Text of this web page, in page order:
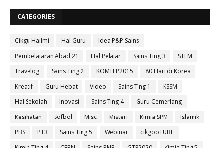
CATEGORIES
Cikgu Hailmi Hal Guru
Idea P&P Sains
Pembelajaran Abad 21
Hal Pelajar Sains Ting 3
STEM
Travelog
Sains Ting 2 KOMTEP2015
80 Hari di Korea
Kreatif
Guru Hebat Video Sains Ting 1
KSSM
Hal Sekolah
Inovasi Sains Ting 4
Guru Cemerlang
Kesihatan
Sofbol Misc Misteri Kimia SPM
Islamik
PBS
PT3 Sains Ting 5 Webinar
cikgooTUBE